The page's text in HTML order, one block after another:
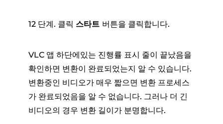
12 단계. 클릭 스타트 버튼을 클릭합니다.
VLC 앱 하단에있는 진행률 표시 줄이 끝났음을
확인하면 변환이 완료되었는지 알 수 있습니다.
변환중인 비디오가 매우 짧으면 변환 프로세스
가 완료되었음을 알 수 없습니다. 그러나 더 긴
비디오의 경우 변환 길이가 분명합니다.